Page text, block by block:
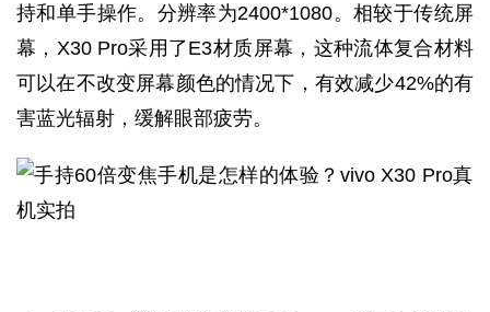
持和单手操作。分辨率为2400*1080。相较于传统屏
幕，X30 Pro采用了E3材质屏幕，这种流体复合材料
可以在不改变屏幕颜色的情况下，有效减少42%的有
害蓝光辐射，缓解眼部疲劳。